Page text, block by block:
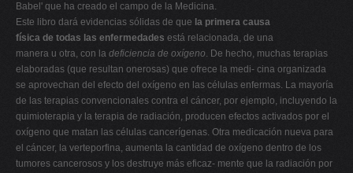
Babel' que ha creado el campo de la Medicina.
Este libro dará evidencias sólidas de que la primera causa
física de todas las enfermedades está relacionada, de una
manera u otra, con la deficiencia de oxígeno. De hecho, muchas terapias
elaboradas (que resultan onerosas) que ofrece la medi- cina organizada
se aprovechan del efecto del oxígeno en las células enfermas. La mayoría
de las terapias convencionales contra el cáncer, por ejemplo, incluyendo la
quimioterapia y la terapia de radiación, producen efectos activados por el
oxígeno que matan las células cancerígenas. Otra medicación nueva para
el cáncer, la verteporfina, aumenta la cantidad de oxígeno dentro de los
tumores cancerosos y los destruye más eficaz- mente que la radiación por